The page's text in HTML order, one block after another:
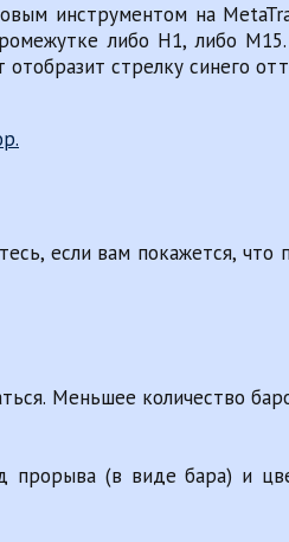
инструментом на
либо H1, либо
стрелку синего
если вам покажется,
Меньшее количество
(в виде бара) и